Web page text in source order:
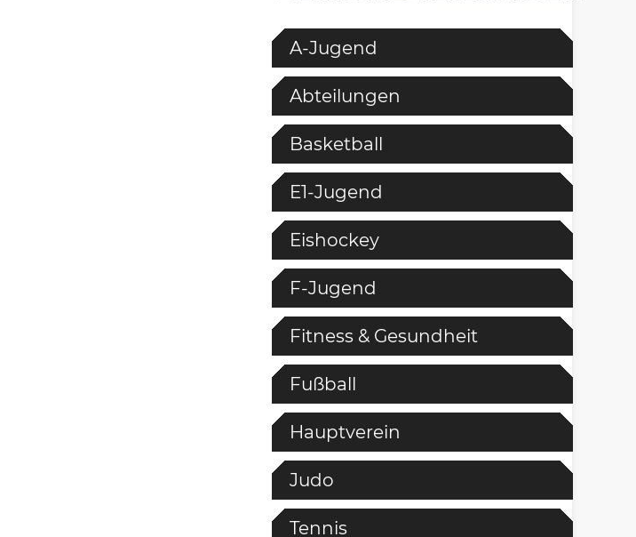
A-Jugend
Abteilungen
Basketball
E1-Jugend
Eishockey
F-Jugend
Fitness & Gesundheit
Fußball
Hauptverein
Judo
Tennis